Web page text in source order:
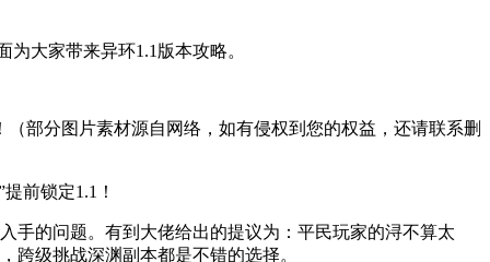
大家带来异环1.1版本攻略。
部分图片素材源自网络，如有侵权到您的权益，还请联系删
手的问题。有到大佬给出的提议为：平民玩家的浔不算太
跨级挑战深渊副本都是不错的选择。